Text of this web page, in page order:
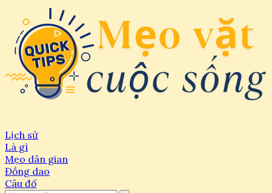
Lịch sử
Là gì
Mẹo dân gian
Đồng dao
Câu đố